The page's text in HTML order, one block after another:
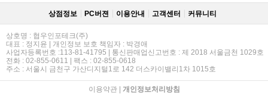
상점정보 PC버젼 이용안내 고객센터 커뮤니티
상호명 : 협우인포테크(주)
대표 : 정지윤 | 개인정보 보호 책임자 : 박경애
사업자등록번호 :113-81-41795 | 통신판매업신고번호 : 제 2018 서울금천 1029호
전화 : 02-855-0611 | 팩스 : 02-855-0618
주소 : 서울시 금천구 가산디지털1로 142 더스카이밸리1차 1015호
이용약관| 개인정보처리방침